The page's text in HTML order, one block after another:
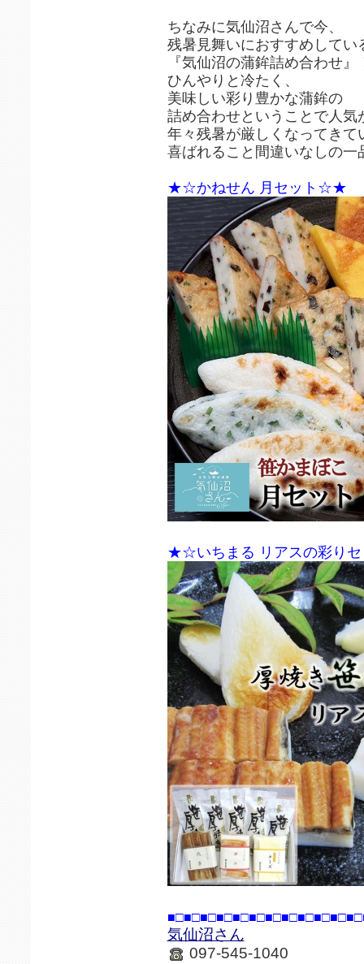
ちなみに気仙沼さんで今、
残暑見舞いにおすすめしてい
『気仙沼の蒲鉾詰め合わせ』
ひんやりと冷たく、
美味しい彩り豊かな蒲鉾の
詰め合わせということで人気
年々残暑が厳しくなってきて
喜ばれること間違いなしの
★☆かねせん 月セット☆★
★☆いちまる リアスの彩り
気仙沼さん
097-545-1040